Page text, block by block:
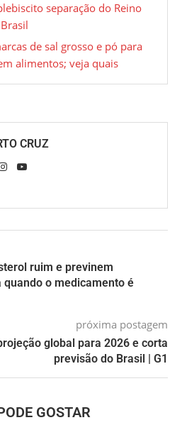
separação do Reino
de sal grosso e pó para
alimentos; veja quais
CRUZ
ruim e previnem
o medicamento é
próxima postagem
global para 2026 e corta
previsão do Brasil | G1
GOSTAR